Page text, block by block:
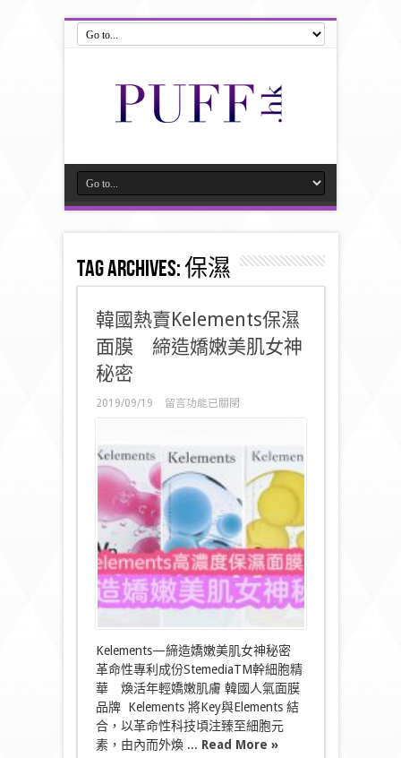
Tag Archives:保濕
韓國熱賣Kelements保濕
面膜 締造嬌嫩美肌女神
秘密
2019/09/19
在
賣
Kelements
保
濕
面
膜
締
造
嬌
嫩
美
肌
女
神
秘
密〉
中
留言功能已關閉
Kelements—締造嬌嫩美肌女神秘密
革命性專利成份StemediaTM幹細胞精
華 煥活年輕嬌嫩肌膚 韓國人氣面膜
品牌 Kelements 將Key與Elements 結
合，以革命性科技頃注臻至細胞元
素，由內而外煥 ... Read More »